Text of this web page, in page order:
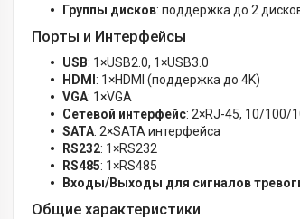
Группы дисков: поддержка до 2
Порты и Интерфейсы
USB: 1×USB2.0, 1×USB3.0
HDMI : 1×HDMI (поддержка до 4K)
VGA: 1×VGA
Сетевой интерфейс: 2×RJ-45, 10/100/
SATA: 2×SATA интерфейса
RS232: 1×RS232
RS485: 1×RS485
Входы/Выходы для сигналов
Общие характеристики